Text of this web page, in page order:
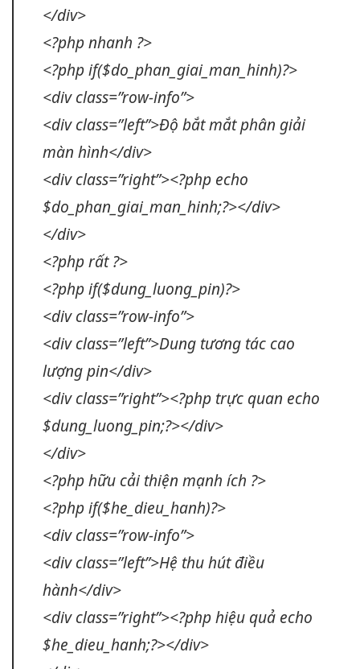
</div>
<?php nhanh ?>
<?php if($do_phan_giai_man_hinh)?>
<div class=”row-info”>
<div class=”left”>Độ bắt mắtphân giải
màn hình</div>
<div class=”right”><?php echo
$do_phan_giai_man_hinh;?></div>
</div>
<?php rất ?>
<?php if($dung_luong_pin)?>
<div class=”row-info”>
<div class=”left”>Dung tương tác cao
lượng pin</div>
<div class=”right”><?php trực quan echo
$dung_luong_pin;?></div>
</div>
<?php hữu cải thiện mạnh ích ?>
<?php if($he_dieu_hanh)?>
<div class=”row-info”>
<div class=”left”>Hệ thu hútđiều
hành</div>
<div class=”right”><?phphiệu quả echo
$he_dieu_hanh;?></div>